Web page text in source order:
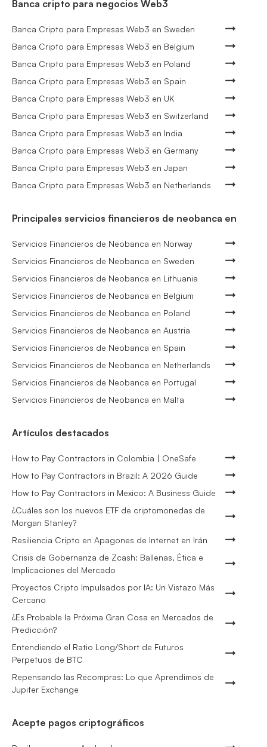
Banca cripto para negocios Web3
Banca Cripto para Empresas Web3 en Sweden
Banca Cripto para Empresas Web3 en Belgium
Banca Cripto para Empresas Web3 en Poland
Banca Cripto para Empresas Web3 en Spain
Banca Cripto para Empresas Web3 en UK
Banca Cripto para Empresas Web3 en Switzerland
Banca Cripto para Empresas Web3 en India
Banca Cripto para Empresas Web3 en Germany
Banca Cripto para Empresas Web3 en Japan
Banca Cripto para Empresas Web3 en Netherlands
Principales servicios financieros de neobanca en
Servicios Financieros de Neobanca en Norway
Servicios Financieros de Neobanca en Sweden
Servicios Financieros de Neobanca en Lithuania
Servicios Financieros de Neobanca en Belgium
Servicios Financieros de Neobanca en Poland
Servicios Financieros de Neobanca en Austria
Servicios Financieros de Neobanca en Spain
Servicios Financieros de Neobanca en Netherlands
Servicios Financieros de Neobanca en Portugal
Servicios Financieros de Neobanca en Malta
Artículos destacados
How to Pay Contractors in Colombia | OneSafe
How to Pay Contractors in Brazil: A 2026 Guide
How to Pay Contractors in Mexico: A Business Guide
¿Cuáles son los nuevos ETF de criptomonedas de
Morgan Stanley?
Resiliencia Cripto en Apagones de Internet en Irán
Crisis de Gobernanza de Zcash: Ballenas, Ética e
Implicaciones del Mercado
Proyectos Cripto Impulsados por IA: Un Vistazo Más
Cercano
¿Es Probable la Próxima Gran Cosa en Mercados de
Predicción?
Entendiendo el Ratio Long/Short de Futuros
Perpetuos de BTC
Repensando las Recompras: Lo que Aprendimos de
Jupiter Exchange
Acepte pagos criptográficos